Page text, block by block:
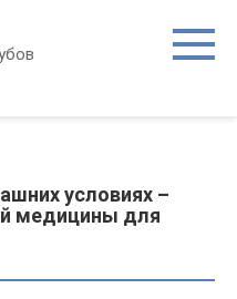
условиях –
медицины для